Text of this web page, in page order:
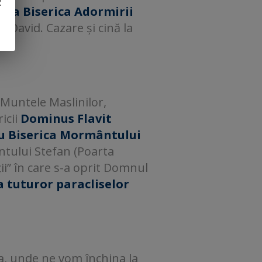
la Biserica Adormirii
Cazare și cină la
Maslinilor,
Dominus Flavit
Biserica Mormântului
Stefan (Poarta
în care s-a oprit Domnul
tuturor paracliselor
unde ne vom închina la